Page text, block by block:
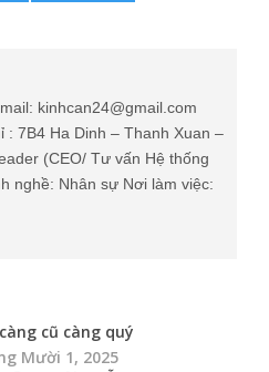
kinhcan24@gmail.com
: 7B4 Ha Dinh – Thanh Xuan –
(CEO/ Tư vấn Hệ thống
nghề: Nhân sự Nơi làm việc:
cũ càng quý
Mười 1, 2025